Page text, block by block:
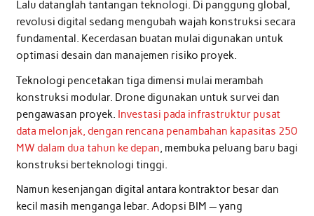
Lalu datanglah tantangan teknologi. Di panggung global,
revolusi digital sedang mengubah wajah konstruksi secara
fundamental. Kecerdasan buatan mulai digunakan untuk
optimasi desain dan manajemen risiko proyek.
Teknologi pencetakan tiga dimensi mulai merambah
konstruksi modular. Drone digunakan untuk survei dan
pengawasan proyek. Investasi pada infrastruktur pusat
data melonjak, dengan rencana penambahan kapasitas 250
MW dalam dua tahun ke depan, membuka peluang baru bagi
konstruksi berteknologi tinggi.
Namun kesenjangan digital antara kontraktor besar dan
kecil masih menganga lebar. Adopsi BIM — yang